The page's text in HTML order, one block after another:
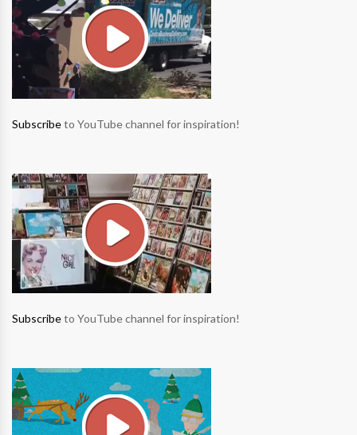
Subscribeto YouTube channel for inspiration!
Subscribeto YouTube channel for inspiration!